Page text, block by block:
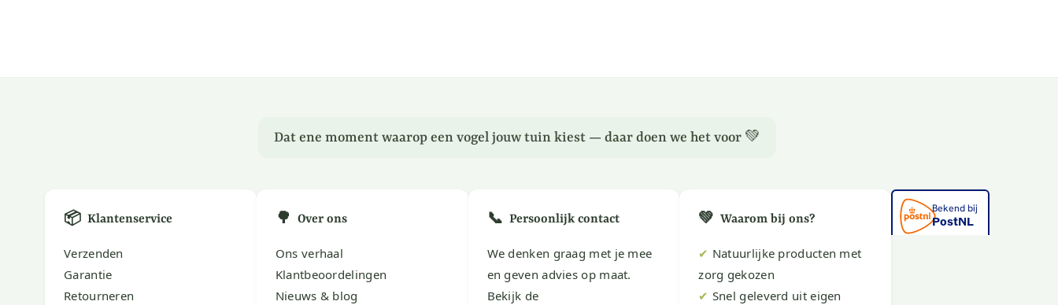
Dat ene moment waarop een vogel jouw tuin kiest — daar doen we het voor 💚
📦 Klantenservice
Verzenden
Garantie
Retourneren
🌳 Over ons
Ons verhaal
Klantbeoordelingen
Nieuws & blog
📞 Persoonlijk contact
We denken graag met je mee
en geven advies op maat.
Bekijk de
💚 Waarom bij ons?
✔ Natuurlijke producten met
zorg gekozen
✔ Snel geleverd uit eigen